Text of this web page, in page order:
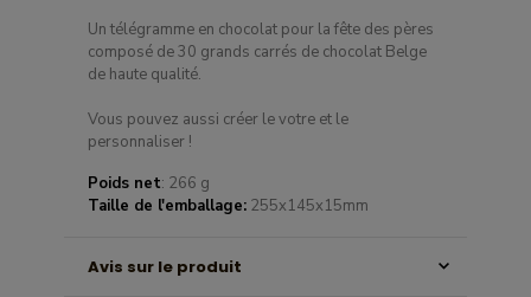
Un télégramme en chocolat pour la fête des pères
composé de 30 grands carrés de chocolat Belge
de haute qualité.
Vous pouvez aussi créer le votre et le
personnaliser !
Poids net: 266 g
Taille de l'emballage: 255x145x15mm
Avis sur le produit